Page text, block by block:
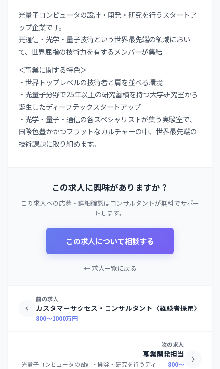
光量子コンピュータの設計・開発・研究を行うスタートア
ップ企業です。
光通信・光学・量子技術という世界最先端の領域におい
て、世界屈指の技術力を有するメンバーが集結
＜事業に関する特色＞
・世界トップレベルの技術者と肩を並べる環境
・光量子分野で25年以上の研究蓄積を持つ大学研究室から
誕生したディープテックスタートアップ
・光学・量子・通信の各スペシャリストが集う実験室で、
国際色豊かかつフラットなカルチャーの中、世界最先端の
技術課題に取り組めます。
この求人に興味がありますか？
この求人への応募・詳細確認はコンサルタントが無料でサポー
トします。
この求人について相談する
← 求人一覧に戻る
前の求人
カスタマーサクセス・コンサルタント〈経験者採用〉
800〜1000万円
次の求人
事業開発担当
光量子コンピュータの設計・開発・研究を行うディ
800〜